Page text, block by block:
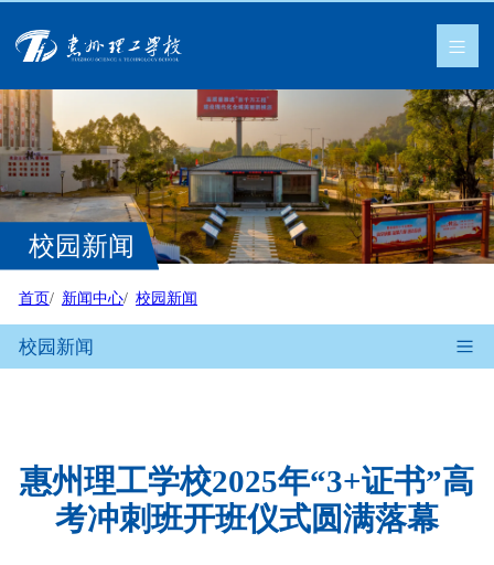
校园新闻
首页 新闻中心 校园新闻
校园新闻
惠州理工学校2025年“3+证书”高
考冲刺班开班仪式圆满落幕